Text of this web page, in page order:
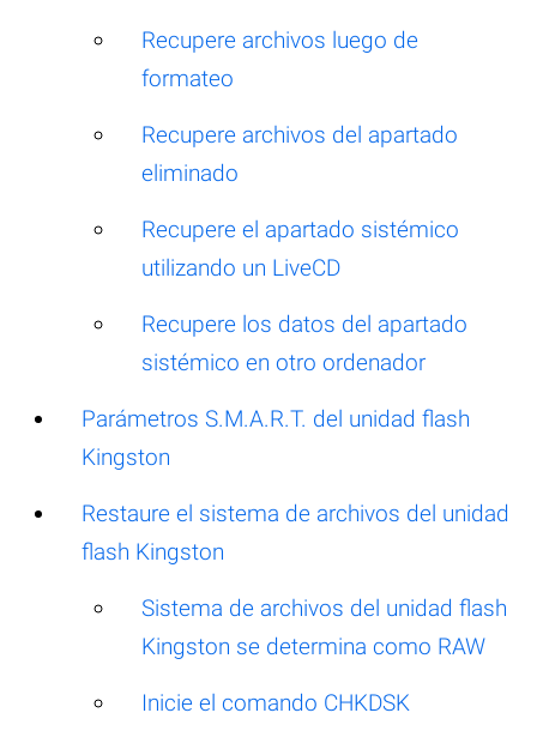
Recupere archivos luego de
formateo
Recupere archivos del apartado
eliminado
Recupere el apartado sistémico
utilizando un LiveCD
Recupere los datos del apartado
sistémico en otro ordenador
Parámetros S.M.A.R.T. del unidad flash
Kingston
Restaure el sistema de archivos del unidad
flash Kingston
Sistema de archivos del unidad flash
Kingston se determina como RAW
Inicie el comando CHKDSK